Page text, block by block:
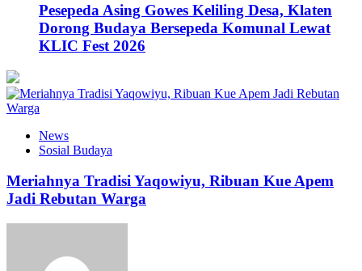
Pesepeda Asing Gowes Keliling Desa, Klaten
Dorong Budaya Bersepeda Komunal Lewat
KLIC Fest 2026
News
Sosial Budaya
Meriahnya Tradisi Yaqowiyu, Ribuan Kue Apem
Jadi Rebutan Warga